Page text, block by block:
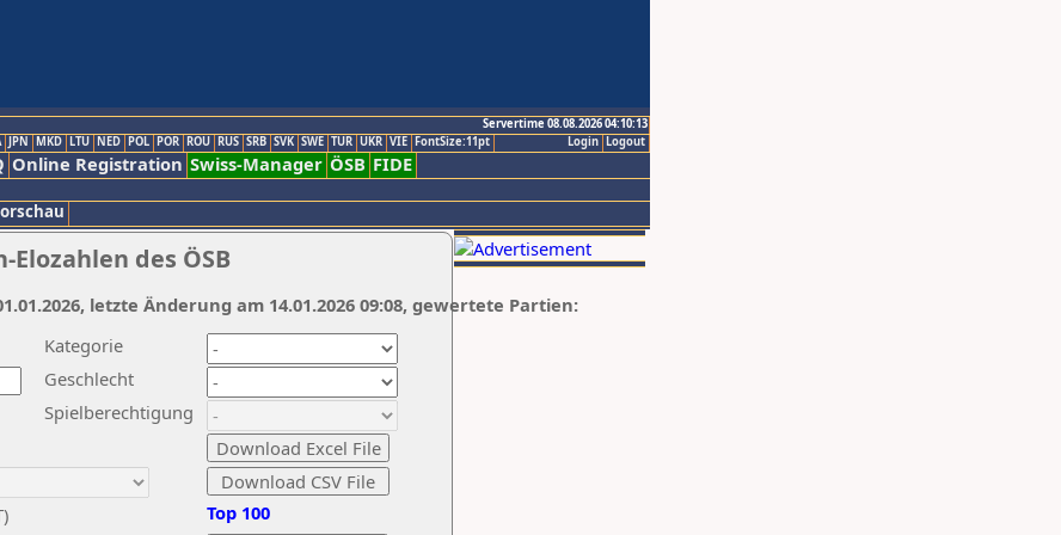
Servertime 08.08.2026 04:10:13
Logout
Login
JPN MKD LTU NED POL POR ROU RUS SRB SVK SWE TUR UKR VIE FontSize:11pt
Online Registration Swiss-Manager ÖSB FIDE
des ÖSB
Kategorie
Geschlecht
Spielberechtigung
Top 100
letzte Änderung am 14.01.2026 09:08, gewertete Partien: